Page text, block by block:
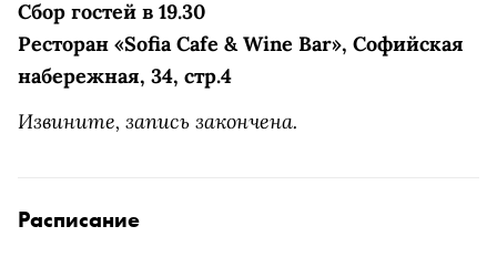
Сбор гостей в 19.30
Ресторан «Sofia Cafe & Wine Bar», Софийская
набережная, 34, стр.4
Извините, запись закончена.
Расписание